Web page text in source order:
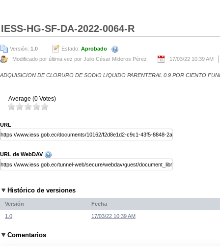
IESS-HG-SF-DA-2022-0064-R
Versión: 1.0 Estado: Aprobado
Modificado por última vez por Julio César Mideros Pérez
17/03/22 10:39 AM
ADQUISICION DE CLORURO DE SODIO LIQUIDO PARENTERAL 0.9 POR CIENTO
Average (0 Votes)
URL
URL de WebDAV
Histórico de versiones
Versión Fecha
1.0 17/03/22 10:39 AM
Comentarios